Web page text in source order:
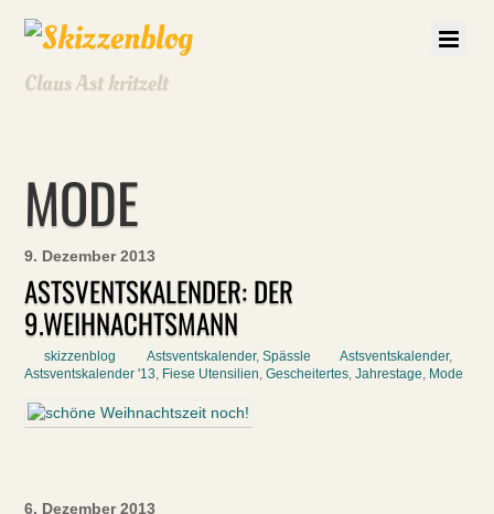
Claus Ast kritzelt
MODE
9. Dezember 2013
ASTSVENTSKALENDER: DER
9.WEIHNACHTSMANN
skizzenblog Astsventskalender,Spässle Astsventskalender,
Astsventskalender '13, Fiese Utensilien,Gescheitertes,Jahrestage, Mode
6. Dezember 2013